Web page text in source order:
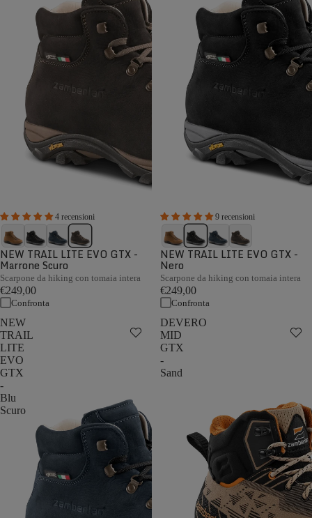
4 recensioni
NEW TRAIL LITE EVO GTX -
Marrone Scuro
Scarpone da hiking con tomaia intera
€249,00
Confronta
9 recensioni
NEW TRAIL LITE EVO GTX -
Nero
Scarpone da hiking con tomaia intera
€249,00
Confronta
NEW
TRAIL
LITE
EVO
GTX
-
Blu
Scuro
DEVERO
MID
GTX
-
Sand